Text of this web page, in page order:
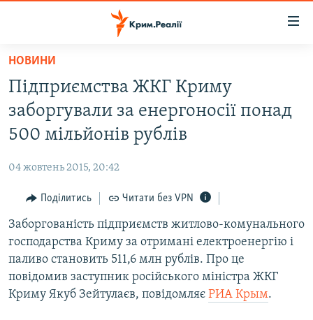
Перейти
основного
матеріалу
Перейти
до
основної
Перейти
пошуку
ВОДА.КРИМ
ВІДЕО ТА ФОТО
БЛОГИ
ПОГЛЯД
ІНТЕРВ'Ю
ВСЕ ЗА ДЕНЬ
СПЕЦПРОЕКТИ
ДЕПОРТАЦІЯ
ЯК ОБІЙТИ БЛОКУВАННЯ
НОВИНИ
Підприємства ЖКГ Криму
заборгували за енергоносії понад
500 мільйонів рублів
04 жовтень 2015, 20:42
Поділитись Читати без VPN
Заборгованість підприємств житлово-комунального
господарства Криму за отримані електроенергію і
паливо становить 511,6 млн рублів. Про це
повідомив заступник російського міністра ЖКГ
Криму Якуб Зейтулаєв, повідомляє РИА Крым.